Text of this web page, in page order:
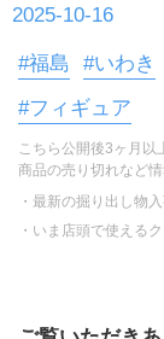
2025-10-16
#福島 #いわき
#フィギュア
こちら公開後3ヶ月以
商品の売り切れなど
・最新の掘り出し物
・いま店頭で使える